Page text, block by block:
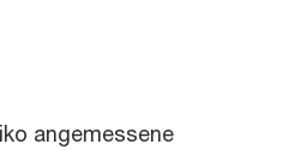
angemessene